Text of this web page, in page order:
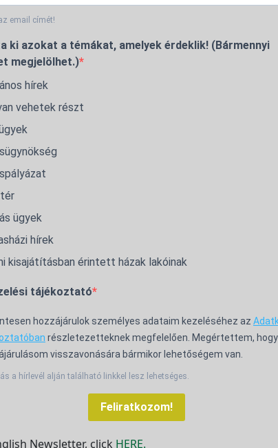
email címét!
ki azokat a témákat, amelyek érdeklik! (Bármennyi
megjelölhet.)
hírek
vehetek részt
ügyek
hírek
kisajátításban érintett házak lakóinak
tájékoztató
hozzájárulok személyes adataim kezeléséhez az
részletezetteknek megfelelően. Megértettem, hogy
visszavonására bármikor lehetőségem van.
a hírlevél alján található linkkel lesz lehetséges.
Feliratkozom!
Newsletter, click HERE.